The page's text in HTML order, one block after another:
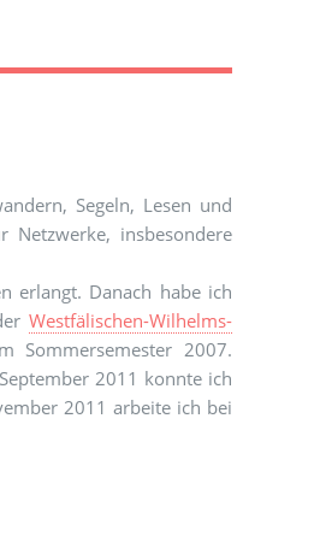
Segeln, Lesen und
Netzwerke, insbesondere
erlangt. Danach habe ich
Westfälischen-Wilhelms-
Sommersemester 2007.
2011 konnte ich
2011 arbeite ich bei